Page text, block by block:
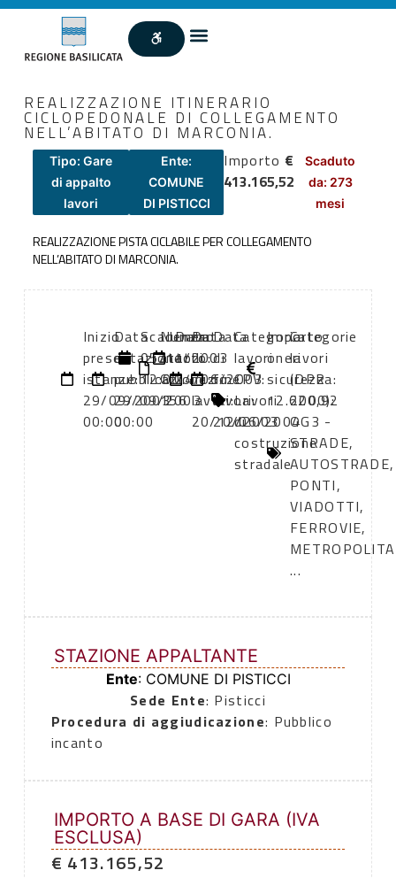
REALIZZAZIONE ITINERARIO
CICLOPEDONALE DI COLLEGAMENTO
NELL’ABITATO DI MARCONIA.
Tipo: Gare
di appalto
lavori
Ente:
COMUNE
DI PISTICCI
Importo €
413.165,52
Scaduto
da: 273
mesi
REALIZZAZIONE PISTA CICLABILE PER COLLEGAMENTO
NELL’ABITATO DI MARCONIA.
Inizio
presentazione
istanze:
29/09/2003
00:00
Data
di
pubblicazione:
29/09/2003
00:00
Scadenza:
05/11/2003
12:00
Numero
atto:
G.C.
156
Data
atto:
24/06/2003
Data
di
inizio
lavori:
20/12/2003
Data
di
fine
lavori:
20/06/2004
Categoria
lavori
CPV:
Lavori
di
costruzione
stradale
Importo
oneri
sicurezza:
12.620,92
Categorie
lavori
(DPR
2000):
OG3 -
STRADE,
AUTOSTRADE,
PONTI,
VIADOTTI,
FERROVIE,
...
STAZIONE APPALTANTE
Ente: COMUNE DI PISTICCI
Sede Ente: Pisticci
Procedura di aggiudicazione: Pubblico
incanto
IMPORTO A BASE DI GARA (IVA
ESCLUSA)
€ 413.165,52